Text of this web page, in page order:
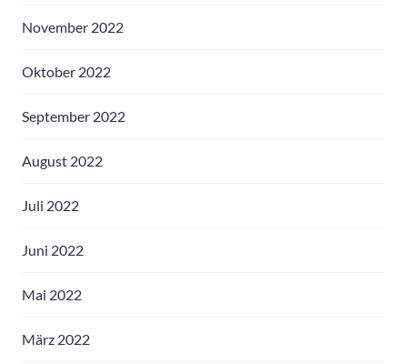
November 2022
Oktober 2022
September 2022
August 2022
Juli 2022
Juni 2022
Mai 2022
März 2022